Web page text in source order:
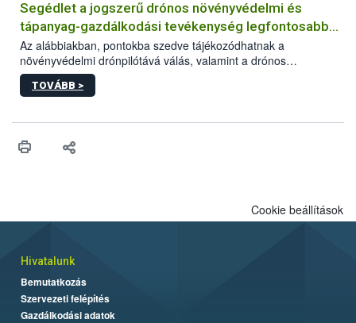
Segédlet a jogszerű drónos növényvédelmi és
tápanyag-gazdálkodási tevékenység legfontosabb
feltételeiről
Az alábbiakban, pontokba szedve tájékozódhatnak a
növényvédelmi drónpilótává válás, valamint a drónos
növényvédelmi és tápanyag-gazdálkodási tevékenység
végzésének legfontosabb feltételeiről*.
TOVÁBB >
Cookie beállítások
Hivatalunk
Bemutatkozás
Szervezeti felépítés
Gazdálkodási adatok